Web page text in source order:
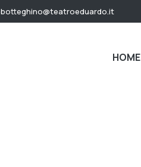
botteghino@teatroeduardo.it
HOME